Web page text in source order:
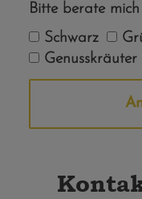
Bitte berate
Schwarz
Genusskräuter